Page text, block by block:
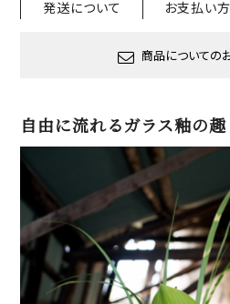
発送について お支払い
商品についての
自由に流れるガラス釉の趣